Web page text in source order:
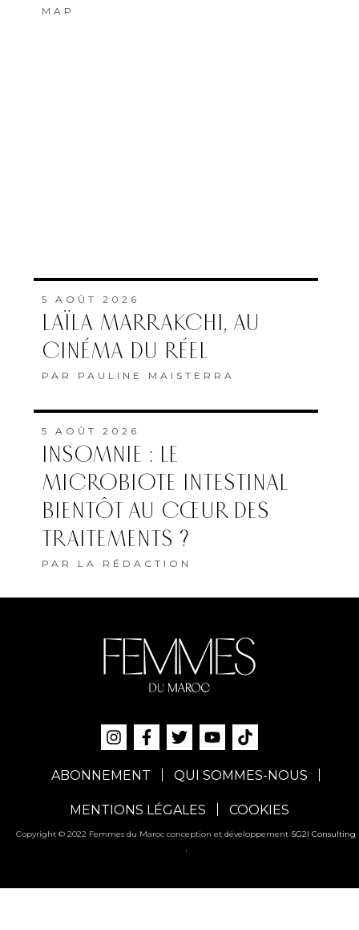
MAP
5 AOÛT 2026
LAÏLA MARRAKCHI, AU
CINÉMA DU RÉEL
PAR PAULINE MAISTERRA
5 AOÛT 2026
INSOMNIE : LE
MICROBIOTE INTESTINAL
BIENTÔT AU CŒUR DES
TRAITEMENTS ?
PAR LA RÉDACTION
ABONNEMENT QUI SOMMES-NOUS
MENTIONS LÉGALES COOKIES
Copyright © 2022 Femmes du Maroc conception et développement SG2I Consulting